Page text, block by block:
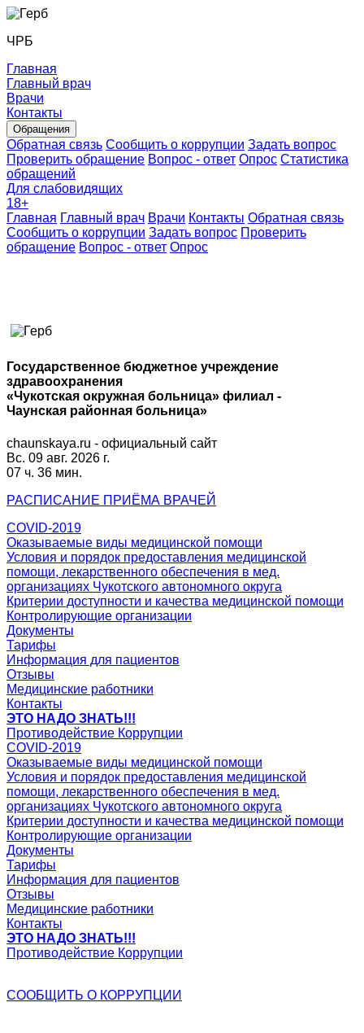
ЧРБ
Главная
Главный врач
Врачи
Контакты
Обращения
Обратная связь Сообщить о коррупции Задать вопрос
Проверить обращение Вопрос - ответ Опрос Статистика
обращений
Для слабовидящих
18+
Главная Главный врач Врачи Контакты Обратная связь
Сообщить о коррупции Задать вопрос Проверить
обращение Вопрос - ответ Опрос
Государственное бюджетное учреждение
здравоохранения
«Чукотская окружная больница» филиал -
Чаунская районная больница»
chaunskaya.ru - официальный сайт
Вс. 09 авг. 2026 г.
07 ч. 36 мин.
РАСПИСАНИЕ ПРИЁМА ВРАЧЕЙ
COVID-2019
Оказываемые виды медицинской помощи
Условия и порядок предоставления медицинской
помощи, лекарственного обеспечения в мед.
организациях Чукотского автономного округа
Критерии доступности и качества медицинской помощи
Контролирующие организации
Документы
Тарифы
Информация для пациентов
Отзывы
Медицинские работники
Контакты
ЭТО НАДО ЗНАТЬ!!!
Противодействие Коррупции
COVID-2019
Оказываемые виды медицинской помощи
Условия и порядок предоставления медицинской
помощи, лекарственного обеспечения в мед.
организациях Чукотского автономного округа
Критерии доступности и качества медицинской помощи
Контролирующие организации
Документы
Тарифы
Информация для пациентов
Отзывы
Медицинские работники
Контакты
ЭТО НАДО ЗНАТЬ!!!
Противодействие Коррупции
СООБЩИТЬ О КОРРУПЦИИ